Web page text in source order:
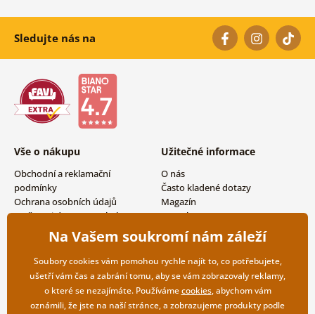
Sledujte nás na
Vše o nákupu
Obchodní a reklamační
podmínky
Ochrana osobních údajů
Možnosti dopravy a platby
Vrácení zboží
Užitečné informace
O nás
Často kladené dotazy
Magazín
Kontakty
Velkoobchodní spolupráce
Na Vašem soukromí nám záleží
Soubory cookies vám pomohou rychle najít to, co potřebujete,
ušetří vám čas a zabrání tomu, aby se vám zobrazovaly reklamy,
o které se nezajímáte. Používámecookies, abychom vám
oznámili, že jste na naší stránce, a zobrazujeme produkty podle